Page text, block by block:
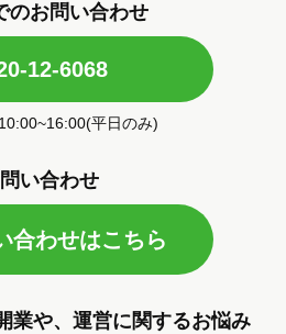
のお問い合わせ
12-6068
平日のみ)
い合わせ
合わせはこちら
業や、運営に関するお悩み